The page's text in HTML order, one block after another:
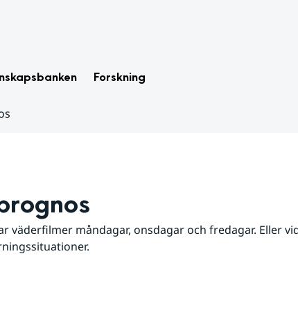
Forskning
väderfilmer måndagar, onsdagar och fredagar. Eller